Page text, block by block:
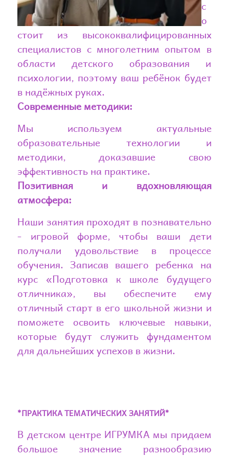
с
о
стоит из высококвалифицированных
специалистов с многолетним опытом в
области детского образования и
психологии, поэтому ваш ребёнок будет
в надёжных руках.
Современные методики:
Мы используем актуальные
образовательные технологии и
методики, доказавшие свою
эффективность на практике.
Позитивная и вдохновляющая
атмосфера:
Наши занятия проходят в познавательно
- игровой форме, чтобы ваши дети
получали удовольствие в процессе
обучения. Записав вашего ребенка на
курс «Подготовка к школе будущего
отличника», вы обеспечите ему
отличный старт в его школьной жизни и
поможете освоить ключевые навыки,
которые будут служить фундаментом
для дальнейших успехов в жизни.
*ПРАКТИКА ТЕМАТИЧЕСКИХ ЗАНЯТИЙ*
В детском центре ИГРУМКА мы придаем
большое значение разнообразию